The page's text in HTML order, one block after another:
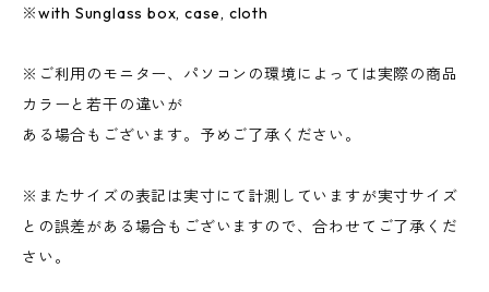
※with Sunglass box, case, cloth
※ご利用のモニター、パソコンの環境によっては実際の商品
カラーと若干の違いが
ある場合もございます。予めご了承ください。
※またサイズの表記は実寸にて計測していますが実寸サイズ
との誤差がある場合もございますので、合わせてご了承くだ
さい。